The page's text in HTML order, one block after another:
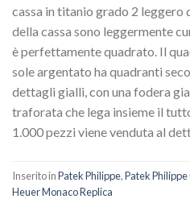
cassa in titanio grado 2 leggero
della cassa sono leggermente
è perfettamente quadrato. Il
sole argentato ha quadranti
dettagli gialli, con una fodera
traforata che lega insieme il
1.000 pezzi viene venduta al
Inserito inPatek Philippe,Patek
Heuer Monaco Replica